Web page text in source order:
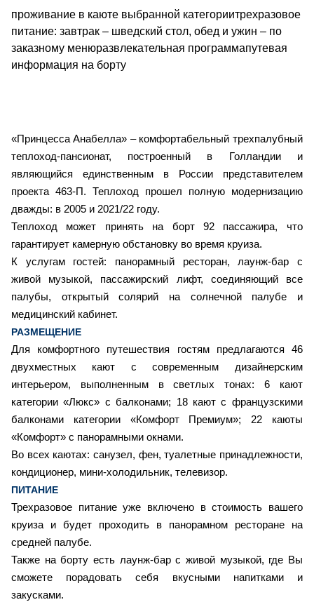
«Принцесса Анабелла» – комфортабельный трехпалубный
теплоход-пансионат, построенный в Голландии и
являющийся единственным в России представителем
проекта 463-П. Теплоход прошел полную модернизацию
дважды: в 2005 и 2021/22 году.
Теплоход может принять на борт 92 пассажира, что
гарантирует камерную обстановку во время круиза.
К услугам гостей: панорамный ресторан, лаунж-бар с
живой музыкой, пассажирский лифт, соединяющий все
палубы, открытый солярий на солнечной палубе и
медицинский кабинет.
РАЗМЕЩЕНИЕ
Для комфортного путешествия гостям предлагаются 46
двухместных кают с современным дизайнерским
интерьером, выполненным в светлых тонах: 6 кают
категории «Люкс» с балконами; 18 кают с французскими
балконами категории «Комфорт Премиум»; 22 каюты
«Комфорт» с панорамными окнами.
Во всех каютах: санузел, фен, туалетные принадлежности,
кондиционер, мини-холодильник, телевизор.
ПИТАНИЕ
Трехразовое питание уже включено в стоимость вашего
круиза и будет проходить в панорамном ресторане на
средней палубе.
Также на борту есть лаунж-бар с живой музыкой, где Вы
сможете порадовать себя вкусными напитками и
закусками.
проживание в каюте выбранной категориитрехразовое
питание: завтрак – шведский стол, обед и ужин – по
заказному менюразвлекательная программапутевая
информация на борту